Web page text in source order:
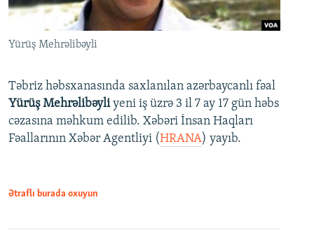
Yürüş Mehrəlibəyli
Təbriz həbsxanasında saxlanılan azərbaycanlı fəal
Yürüş Mehrəlibəyliyeni iş üzrə 3 il 7 ay 17 gün həbs
cəzasına məhkum edilib. Xəbəri İnsan Haqları
Fəallarının Xəbər Agentliyi (HRANA) yayıb.
Ətraflı burada oxuyun